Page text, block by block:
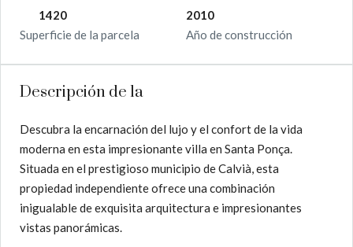
1420
Superficie de la parcela
2010
Año de construcción
Descripción de la
Descubra la encarnación del lujo y el confort de la vida
moderna en esta impresionante villa en Santa Ponça.
Situada en el prestigioso municipio de Calvià, esta
propiedad independiente ofrece una combinación
inigualable de exquisita arquitectura e impresionantes
vistas panorámicas.